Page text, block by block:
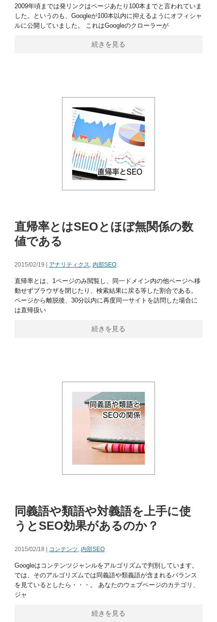
2009年頃までは発リンクはページあたり100本までと言われていま
した。というのも、Googleが100本以内に抑えるようにオフィシャ
ルに公開していました。 これはGoogleのクローラーが
続きを見る
直帰率とはSEOとほぼ無関係の数
値である
2015/02/19 | アナリティクス, 内部SEO
直帰率とは、1ページのみ閲覧し、同一ドメイン内の他ページヘ移
動せずブラウザを閉じたり、検索結果に戻る等した割合である。
ページから離脱後、30分以内に再度同一サイトを訪問した場合に
は直帰扱い
続きを見る
同義語や類語や対義語を上手に使
うとSEO効果があるのか？
2015/02/18 | コンテンツ, 内部SEO
Googleはコンテンツジャンルをアルゴリズムで判別しています。
では、そのアルゴリズムでは同義語や類義語が含まれるバランス
を見ているとしたら・・・。 あなたのウェブページのカテゴリ、
ジャ
続きを見る